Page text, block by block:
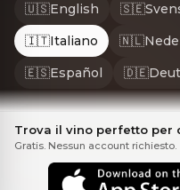
🇺🇸English 🇸🇪
🇮🇹Italiano 🇳🇱
🇪🇸Español 🇩🇪
© 2026 Gastrona. Tutti i
Trova il vino perfetto per
Gratis. Nessun account richiesto.